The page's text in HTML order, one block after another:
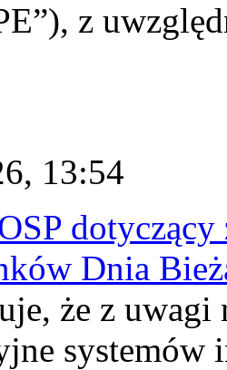
z
13:54
dotyczący
Dnia
że z uwagi